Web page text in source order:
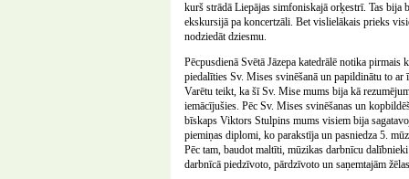
kurš strādā Liepājas simfoniskajā orķestrī. Tas
ekskursijā pa koncertzāli. Bet vislielākais prieks
nodziedāt dziesmu.
Pēcpusdienā Svētā Jāzepa katedrālē notika
piedalīties Sv. Mises svinēšanā un papildinātu to
Varētu teikt, ka šī Sv. Mise mums bija kā
iemācījušies. Pēc Sv. Mises svinēšanas un
bīskaps Viktors Stulpins mums visiem bija
piemiņas diplomi, ko parakstīja un pasniedza 5.
Pēc tam, baudot maltīti, mūzikas darbnīcu
darbnīcā piedzīvoto, pārdzīvoto un saņemtajām